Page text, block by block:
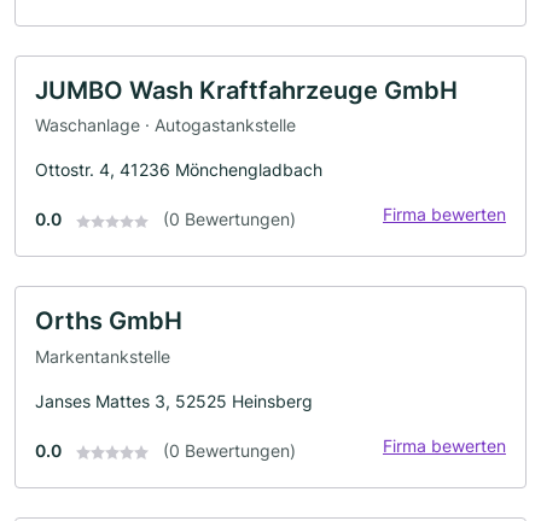
JUMBO Wash Kraftfahrzeuge GmbH
Waschanlage · Autogastankstelle
Ottostr. 4, 41236 Mönchengladbach
0.0 (0 Bewertungen) Firma bewerten
Orths GmbH
Markentankstelle
Janses Mattes 3, 52525 Heinsberg
0.0 (0 Bewertungen) Firma bewerten